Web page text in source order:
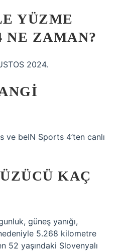
YÜZME
NE ZAMAN?
2024.
ve beIN Sports 4’ten canlı
KAÇ
güneş yanığı,
5.268 kilometre
52 yaşındaki Slovenyalı